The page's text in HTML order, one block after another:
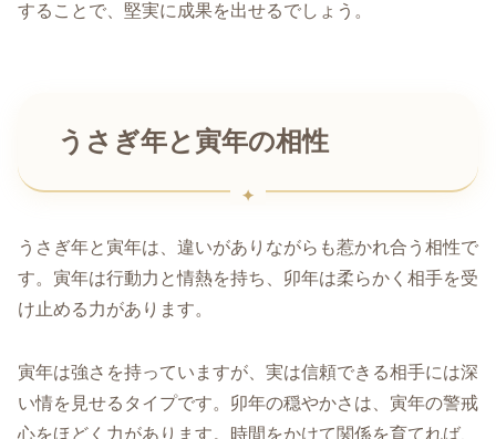
することで、堅実に成果を出せるでしょう。
うさぎ年と寅年の相性
うさぎ年と寅年は、違いがありながらも惹かれ合う相性で
す。寅年は行動力と情熱を持ち、卯年は柔らかく相手を受
け止める力があります。
寅年は強さを持っていますが、実は信頼できる相手には深
い情を見せるタイプです。卯年の穏やかさは、寅年の警戒
心をほどく力があります。時間をかけて関係を育てれば、